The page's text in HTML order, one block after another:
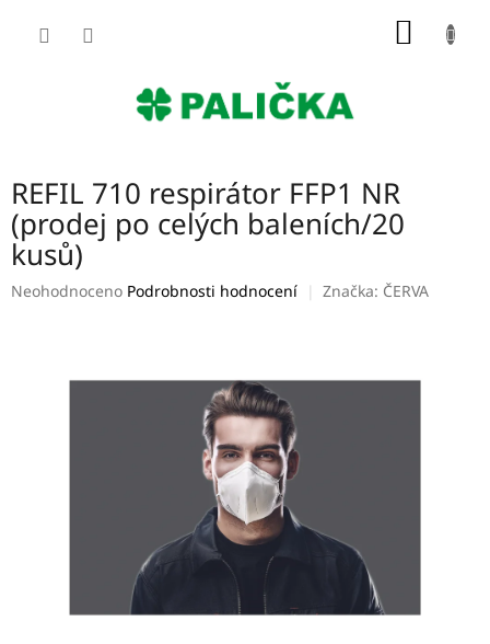
REFIL 710 respirátor FFP1 NR
(prodej po celých baleních/20
kusů)
Průměrné
Neohodnoceno Podrobnosti hodnocení Značka: ČERVA